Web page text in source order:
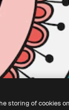
storing of cookies